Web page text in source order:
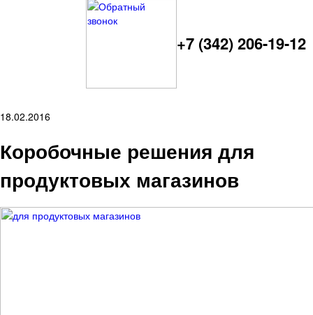
+7 (342) 206-19-12
18.02.2016
Коробочные решения для
продуктовых магазинов